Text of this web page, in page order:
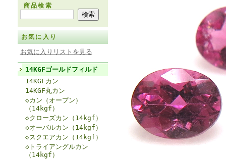
商品検索
お気に入り
お気に入りリストを見る
14KGFゴールドフィルド
14KGFカン
14KGF丸カン
◇カン（オープン）
（14kgf）
◇クローズカン（14kgf）
◇オーバルカン（14kgf）
◇スクエアカン（14kgf）
◇トライアングルカン
（14kgf）